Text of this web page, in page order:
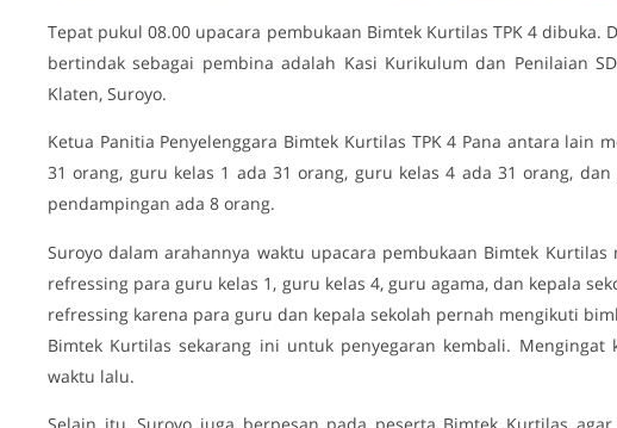
Tepat pukul 08.00 upacara pembukaan Bimtek Kurtilas TPK 4 dibuka.
bertindak sebagai pembina adalah Kasi Kurikulum dan Penilaian
Klaten, Suroyo.
Ketua Panitia Penyelenggara Bimtek Kurtilas TPK 4 Pana antara lain
31 orang, guru kelas 1 ada 31 orang, guru kelas 4 ada 31 orang,
pendampingan ada 8 orang.
Suroyo dalam arahannya waktu upacara pembukaan Bimtek
refressing para guru kelas 1, guru kelas 4, guru agama, dan kepala
refressing karena para guru dan kepala sekolah pernah mengikuti
Bimtek Kurtilas sekarang ini untuk penyegaran kembali.
waktu lalu.